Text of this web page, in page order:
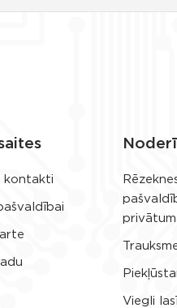
kontakti
Viegli